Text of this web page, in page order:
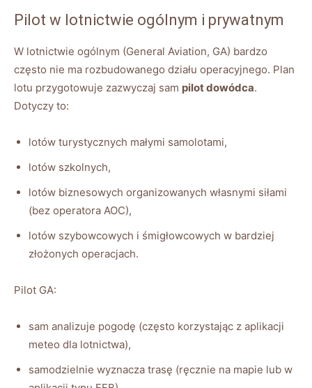
Pilot w lotnictwie ogólnym i prywatnym
W lotnictwie ogólnym (General Aviation, GA) bardzo
często nie ma rozbudowanego działu operacyjnego. Plan
lotu przygotowuje zazwyczaj sam pilot dowódca.
Dotyczy to:
lotów turystycznych małymi samolotami,
lotów szkolnych,
lotów biznesowych organizowanych własnymi siłami
(bez operatora AOC),
lotów szybowcowych i śmigłowcowych w bardziej
złożonych operacjach.
Pilot GA:
sam analizuje pogodę (często korzystając z aplikacji
meteo dla lotnictwa),
samodzielnie wyznacza trasę (ręcznie na mapie lub w